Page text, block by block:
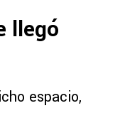
llegó
espacio,